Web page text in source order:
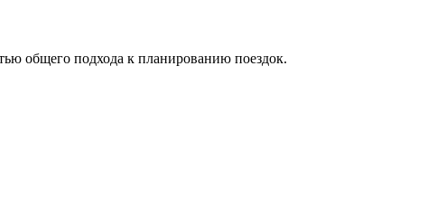
общего подхода к планированию поездок.